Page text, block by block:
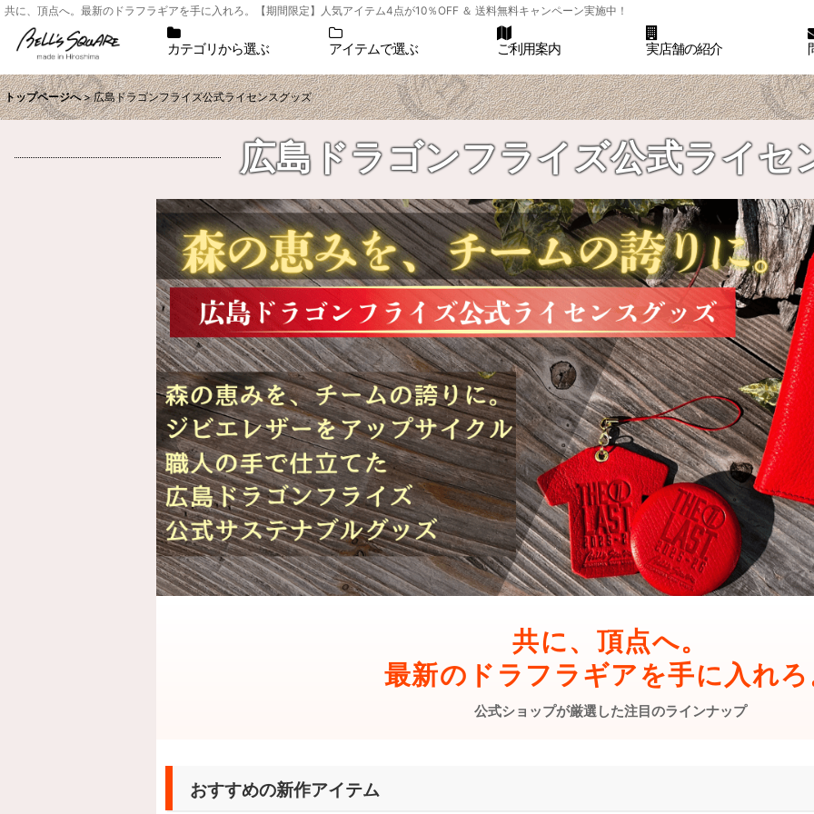
共に、頂点へ。最新のドラフラギアを手に入れろ。【期間限定】人気アイテム4点が10％OFF ＆ 送料無料キャンペーン実施中！
カテゴリから選ぶ アイテムで選ぶ ご利用案内 実店舗の紹介
トップページへ > 広島ドラゴンフライズ公式ライセンスグッズ
広島ドラゴンフライズ公式ライセ
共に、頂点へ。
最新のドラフラギアを手に入れ
公式ショップが厳選した注目のラインナップ
おすすめの新作アイテム